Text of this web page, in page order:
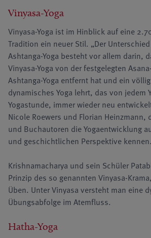
Vinyasa-Yoga
Vinyasa-Yoga ist im Hinblick auf eine
Tradition ein neuer Stil. „Der
Ashtanga-Yoga besteht vor allem darin,
Vinyasa-Yoga von der festgelegten
Ashtanga-Yoga entfernt hat und ein
dynamisches Yoga lehrt, das von jedem
Yogastunde, immer wieder neu
Nicole Roewers und Florian Heinzmann,
und Buchautoren die Yogaentwicklung
und geschichtlichen Perspektive kennen.
Krishnamacharya und sein Schüler
Prinzip des so genannten Vinyasa-
Üben. Unter Vinyasa versteht man eine
Übungsabfolge im Atemfluss.
Hatha-Yoga